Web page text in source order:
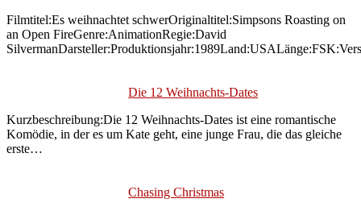
Filmtitel:Es weihnachtet schwerOriginaltitel:Simpsons Roasting on
an Open FireGenre:AnimationRegie:David
Die 12 Weihnachts-Dates
Kurzbeschreibung:Die 12 Weihnachts-Dates ist eine romantische
Komödie, in der es um Kate geht, eine junge Frau, die das gleiche
erste…
Chasing Christmas